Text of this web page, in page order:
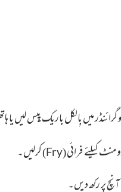
گرائنڈر میں بِالکل باریک پِیس لیں
(
Fry
)کرلیں۔